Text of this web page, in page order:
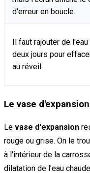
d'erreur en boucle.
Il faut rajouter de
deux jours pour
au réveil.
Le vase
Le vase d'expansion
rouge ou grise. On le
à l'intérieur de la
dilatation de l'eau